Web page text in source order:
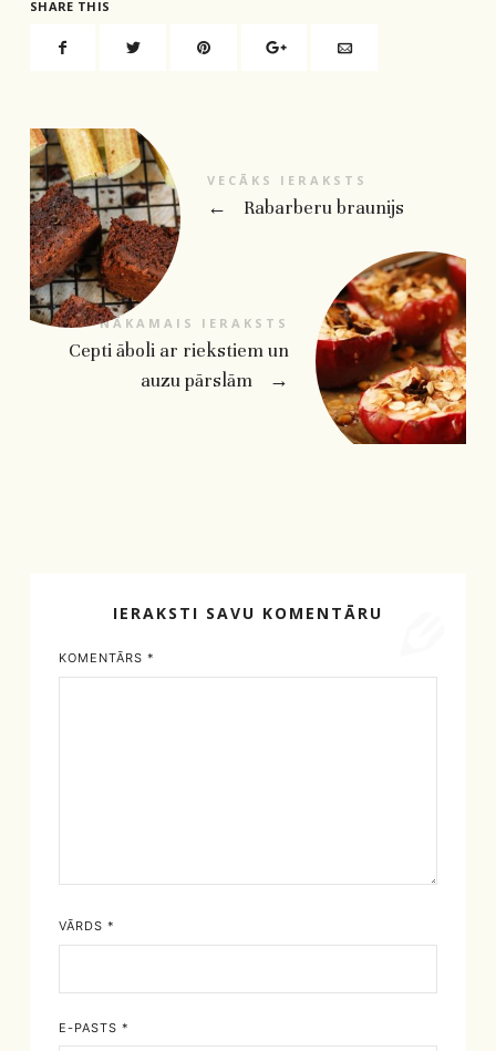
SHARE THIS
VECĀKS IERAKSTS
← Rabarberu braunijs
NĀKAMAIS IERAKSTS
Cepti āboli ar riekstiem un
auzu pārslām
→
IERAKSTI SAVU KOMENTĀRU
KOMENTĀRS *
VĀRDS *
E-PASTS *